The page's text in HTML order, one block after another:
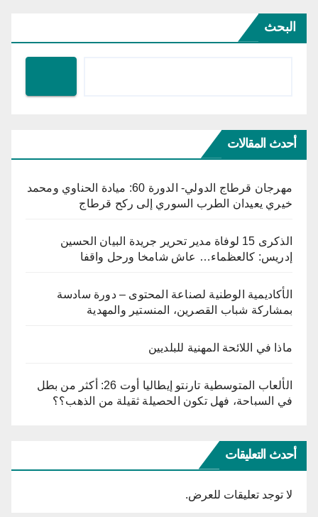
البحث
أحدث المقالات
مهرجان قرطاج الدولي- الدورة 60: ميادة الحناوي ومحمد
خيري يعيدان الطرب السوري إلى ركح قرطاج
الذكرى 15 لوفاة مدير تحرير جريدة البيان الحسين
إدريس: كالعظماء… عاش شامخا ورحل واقفا
الأكاديمية الوطنية لصناعة المحتوى – دورة سادسة
بمشاركة شباب القصرين، المنستير والمهدية
ماذا في اللائحة المهنية للبلديين
الألعاب المتوسطية تارنتو إيطاليا أوت 26: أكثر من بطل
في السباحة، فهل تكون الحصيلة ثقيلة من الذهب؟؟
أحدث التعليقات
لا توجد تعليقات للعرض.